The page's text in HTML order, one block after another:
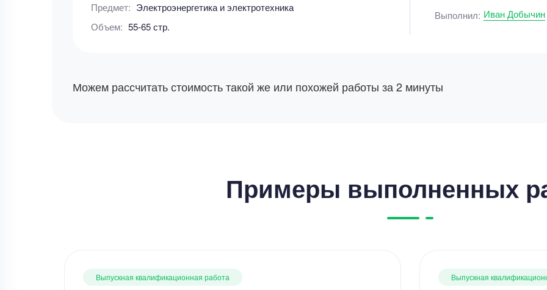
Предмет: Электроэнергетика и электротехника
Объем: 55-65 стр.
Выполнил: Иван Добычин
Можем рассчитать стоимость такой же или похожей работы за 2 минуты
Примеры выполненных
Выпускная квалификационная работа Выпускная